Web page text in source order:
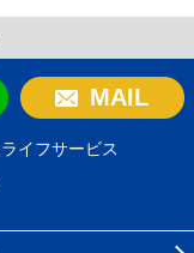
MAIL
イフサービス